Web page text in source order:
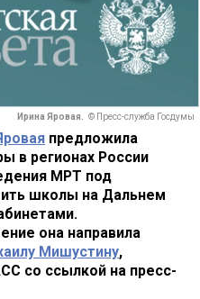
Ирина Яровая. © Пресс-служба Госдумы
предложила
в регионах России
МРТ под
школы на Дальнем
она направила
Мишустину,
со ссылкой на пресс-